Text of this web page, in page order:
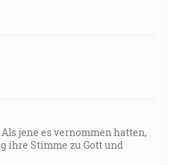
Als jene es vernommen hatten,
ihre Stimme zu Gott und